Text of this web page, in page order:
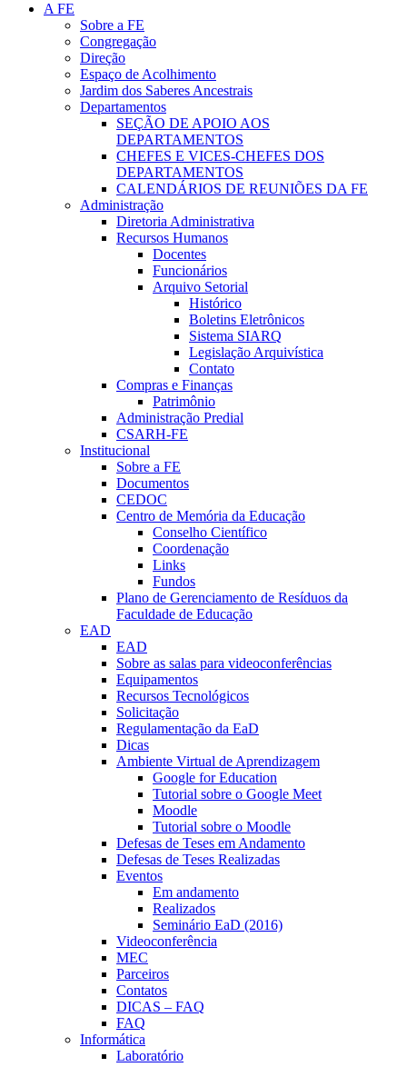
A FE
Sobre a FE
Congregação
Direção
Espaço de Acolhimento
Jardim dos Saberes Ancestrais
Departamentos
SEÇÃO DE APOIO AOS
DEPARTAMENTOS
CHEFES E VICES-CHEFES DOS
DEPARTAMENTOS
CALENDÁRIOS DE REUNIÕES DA FE
Administração
Diretoria Administrativa
Recursos Humanos
Docentes
Funcionários
Arquivo Setorial
Histórico
Boletins Eletrônicos
Sistema SIARQ
Legislação Arquivística
Contato
Compras e Finanças
Patrimônio
Administração Predial
CSARH-FE
Institucional
Sobre a FE
Documentos
CEDOC
Centro de Memória da Educação
Conselho Científico
Coordenação
Links
Fundos
Plano de Gerenciamento de Resíduos da
Faculdade de Educação
EAD
EAD
Sobre as salas para videoconferências
Equipamentos
Recursos Tecnológicos
Solicitação
Regulamentação da EaD
Dicas
Ambiente Virtual de Aprendizagem
Google for Education
Tutorial sobre o Google Meet
Moodle
Tutorial sobre o Moodle
Defesas de Teses em Andamento
Defesas de Teses Realizadas
Eventos
Em andamento
Realizados
Seminário EaD (2016)
Videoconferência
MEC
Parceiros
Contatos
DICAS – FAQ
FAQ
Informática
Laboratório